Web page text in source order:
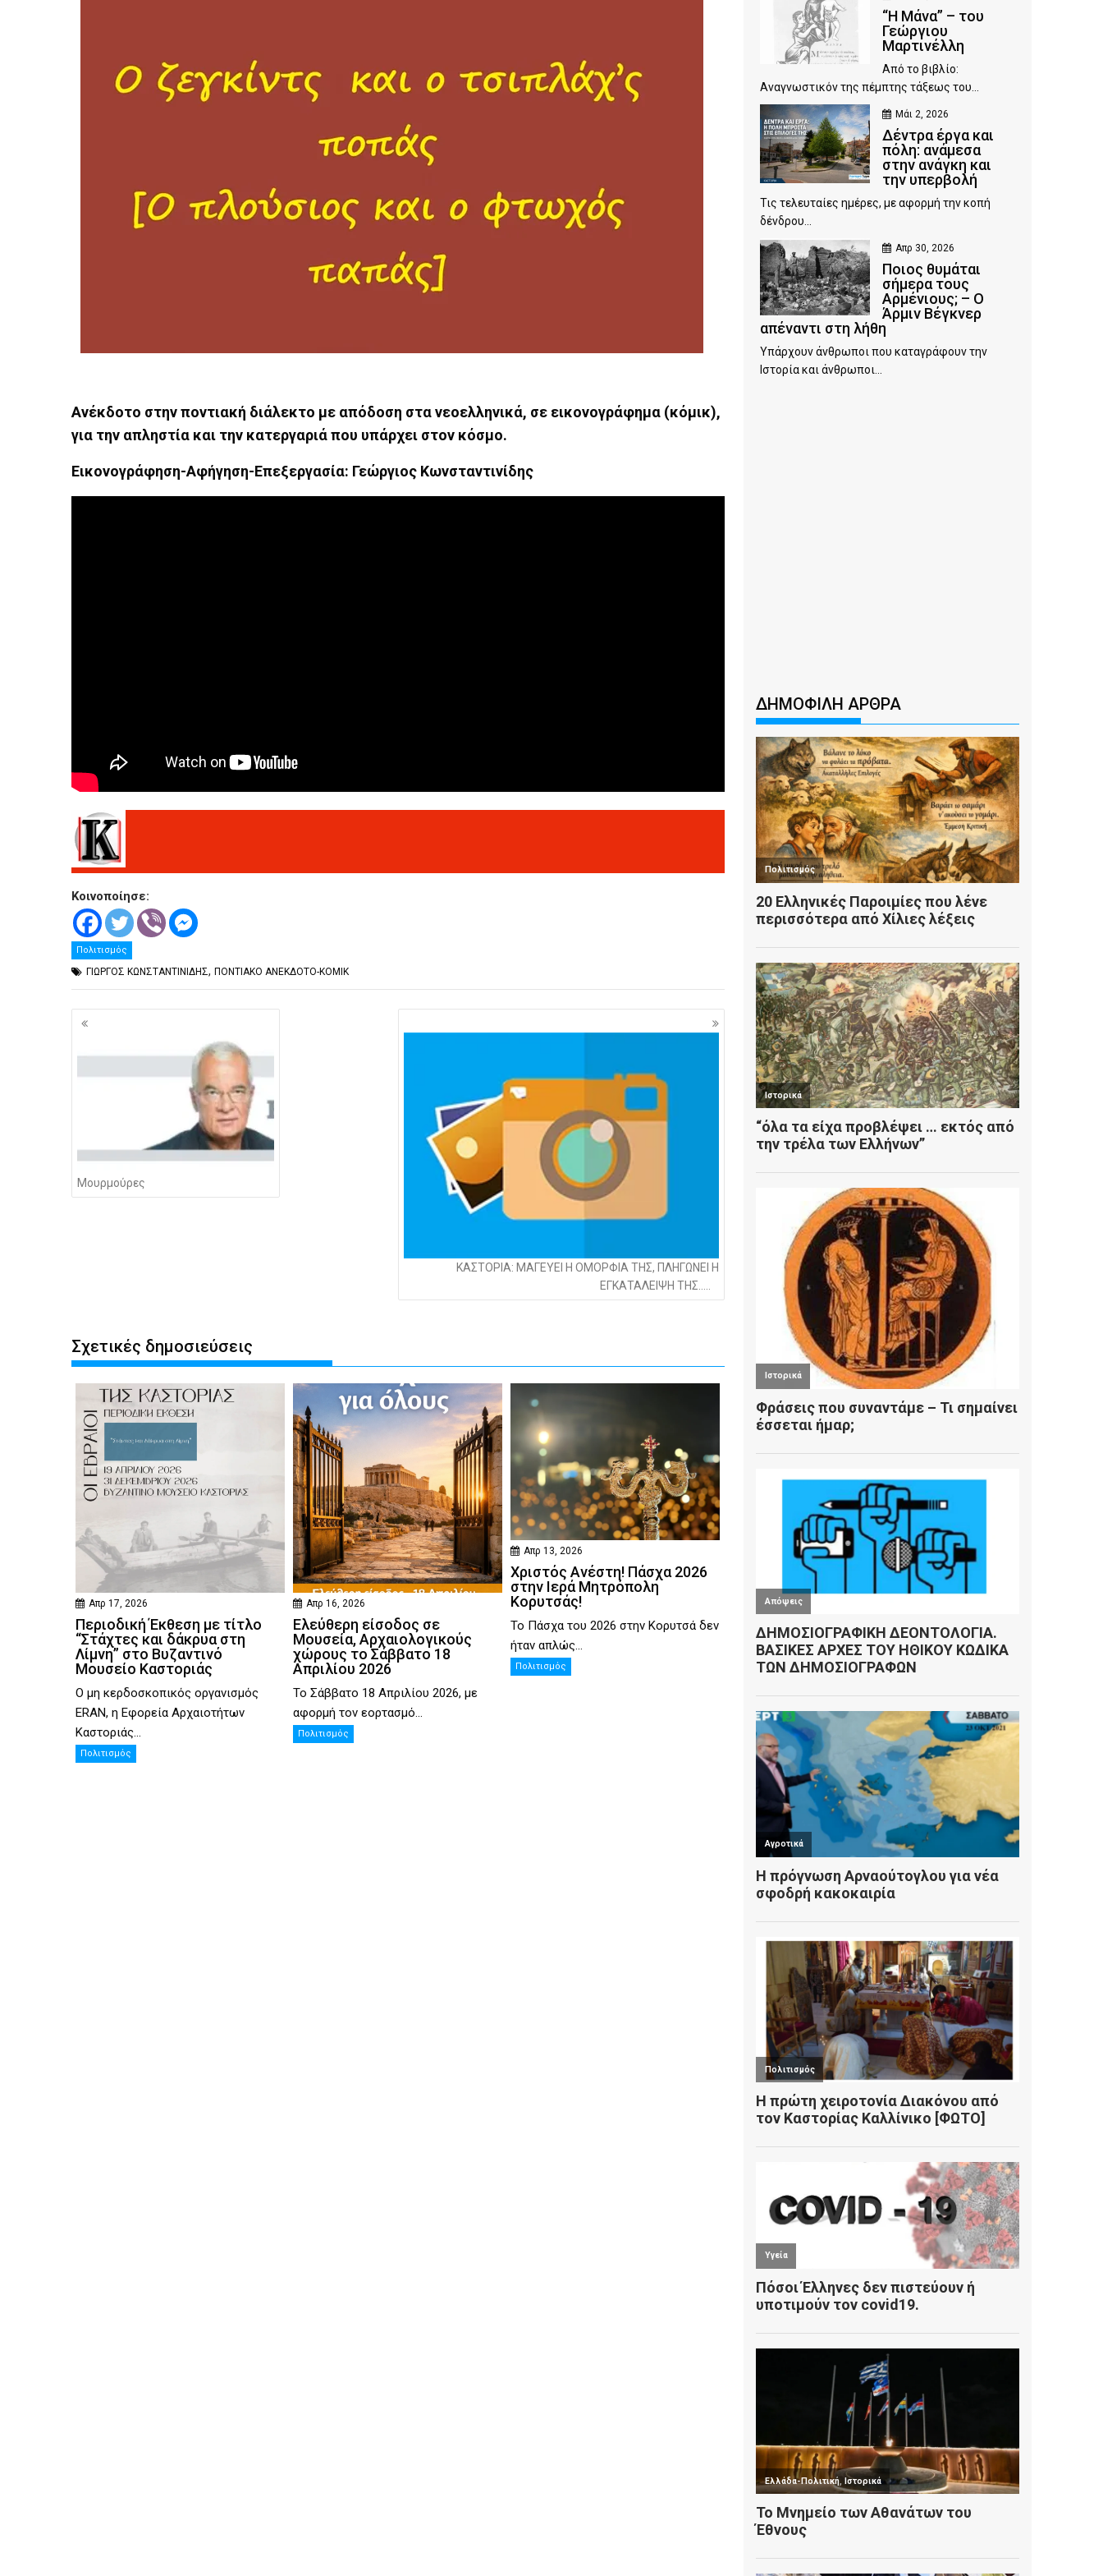
Ανέκδοτο στην ποντιακή διάλεκτο με απόδοση στα νεοελληνικά, σε εικονογράφημα (κόμικ),
για την απληστία και την κατεργαριά που υπάρχει στον κόσμο.
Εικονογράφηση-Αφήγηση-Επεξεργασία: Γεώργιος Κωνσταντινίδης
Κοινοποίησε:
Πολιτισμός
ΓΙΩΡΓΟΣ ΚΩΝΣΤΑΝΤΙΝΙΔΗΣ, ΠΟΝΤΙΑΚΟ ΑΝΕΚΔΟΤΟ-ΚΟΜΙΚ
Πλοήγηση
Μουρμούρες
ΚΑΣΤΟΡΙΑ: ΜΑΓΕΥΕΙ Η ΟΜΟΡΦΙΑ ΤΗΣ, ΠΛΗΓΩΝΕΙ Η
ΕΓΚΑΤΑΛΕΙΨΗ ΤΗΣ…..
Σχετικές δημοσιεύσεις
Απρ 17, 2026
Περιοδική Έκθεση με τίτλο
“Στάχτες και δάκρυα στη
Λίμνη” στο Βυζαντινό
Μουσείο Καστοριάς
Ο μη κερδοσκοπικός οργανισμός
ERAN, η Εφορεία Αρχαιοτήτων
Καστοριάς...
Πολιτισμός
Απρ 16, 2026
Ελεύθερη είσοδος σε
Μουσεία, Αρχαιολογικούς
χώρους το Σάββατο 18
Απριλίου 2026
Το Σάββατο 18 Απριλίου 2026, με
αφορμή τον εορτασμό...
Πολιτισμός
Απρ 13, 2026
Χριστός Ανέστη! Πάσχα 2026
στην Ιερά Μητρόπολη
Κορυτσάς!
Το Πάσχα του 2026 στην Κορυτσά δεν
ήταν απλώς...
Πολιτισμός
“Η Μάνα” – του
Γεώργιου
Μαρτινέλλη
Από το βιβλίο:
Αναγνωστικόν της πέμπτης τάξεως του...
Μάι 2, 2026
Δέντρα έργα και
πόλη: ανάμεσα
στην ανάγκη και
την υπερβολή
Τις τελευταίες ημέρες, με αφορμή την κοπή
δένδρου...
Απρ 30, 2026
Ποιος θυμάται
σήμερα τους
Αρμένιους; – Ο
Άρμιν Βέγκνερ
απέναντι στη λήθη
Υπάρχουν άνθρωποι που καταγράφουν την
Ιστορία και άνθρωποι...
ΔΗΜΟΦΙΛΗ ΑΡΘΡΑ